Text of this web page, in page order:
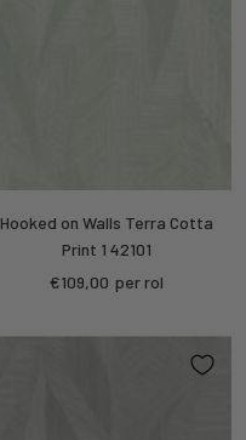
Hooked on Walls Terra Cotta
Print 1 42101
Kortings
€109,00 per rol